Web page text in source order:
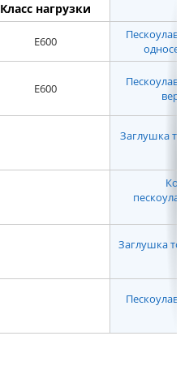
Класс нагрузки
E600
E600
Заглушка
Заглушка